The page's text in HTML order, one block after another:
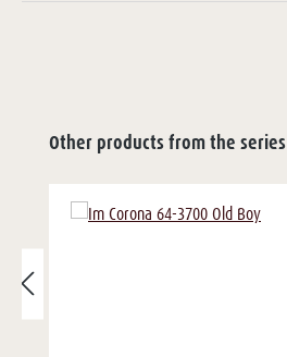
Other products from the series